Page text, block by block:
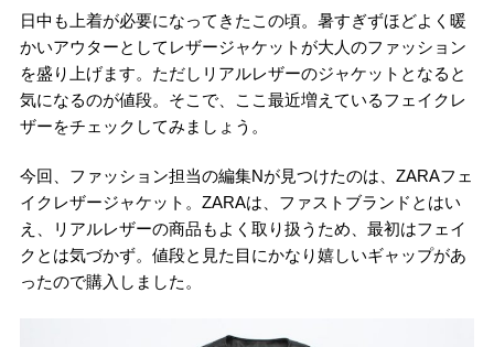
日中も上着が必要になってきたこの頃。暑すぎずほどよく暖
かいアウターとしてレザージャケットが大人のファッション
を盛り上げます。ただしリアルレザーのジャケットとなると
気になるのが値段。そこで、ここ最近増えているフェイクレ
ザーをチェックしてみましょう。
今回、ファッション担当の編集Nが見つけたのは、ZARAフェ
イクレザージャケット。ZARAは、ファストブランドとはい
え、リアルレザーの商品もよく取り扱うため、最初はフェイ
クとは気づかず。値段と見た目にかなり嬉しいギャップがあ
ったので購入しました。